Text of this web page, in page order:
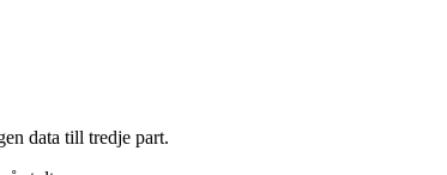
data till tredje part.